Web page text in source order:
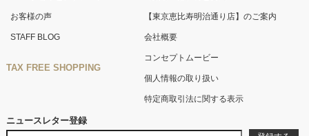
お客様の声
STAFF BLOG
TAX FREE SHOPPING
【東京恵比寿明治通り店】のご案内
会社概要
コンセプトムービー
個人情報の取り扱い
特定商取引法に関する表示
ニュースレター登録